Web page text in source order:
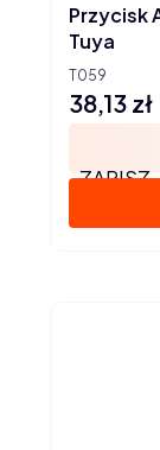
T059
Przycisk
Tuya
Cena
38,13 zł
ZAPISZ